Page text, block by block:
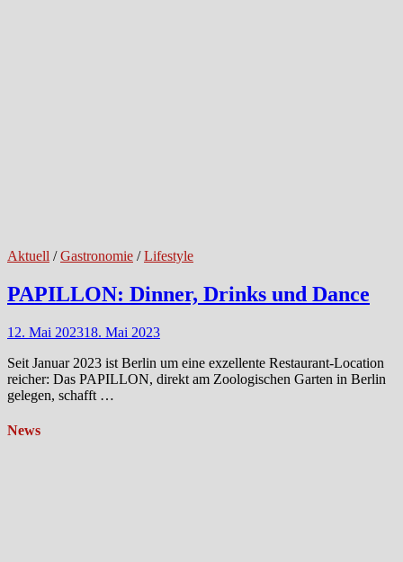
Aktuell /Gastronomie /Lifestyle
PAPILLON: Dinner, Drinks und Dance
12. Mai 202318. Mai 2023
Seit Januar 2023 ist Berlin um eine exzellente Restaurant-Location
reicher: Das PAPILLON, direkt am Zoologischen Garten in Berlin
gelegen, schafft …
News